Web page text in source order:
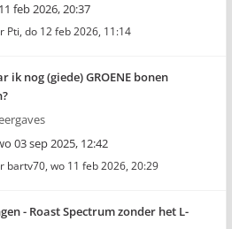
feb 2026, 20:37
Pti, do 12 feb 2026, 11:14
ik nog (giede) GROENE bonen
03 sep 2025, 12:42
bartv70, wo 11 feb 2026, 20:29
- Roast Spectrum zonder het L-